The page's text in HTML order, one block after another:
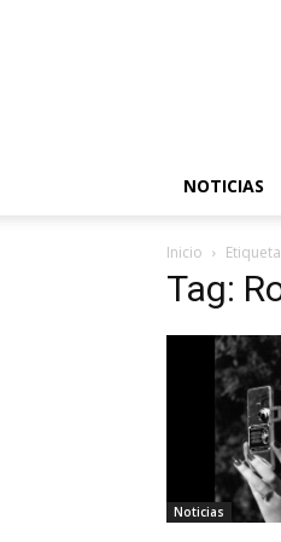
NOTICIAS
Inicio
Tag:
Noticias